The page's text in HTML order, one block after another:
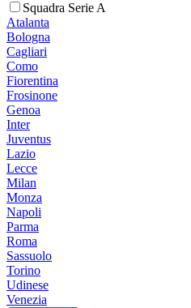
Squadra Serie A
Atalanta
Bologna
Cagliari
Como
Fiorentina
Frosinone
Genoa
Inter
Juventus
Lazio
Lecce
Milan
Monza
Napoli
Parma
Roma
Sassuolo
Torino
Udinese
Venezia